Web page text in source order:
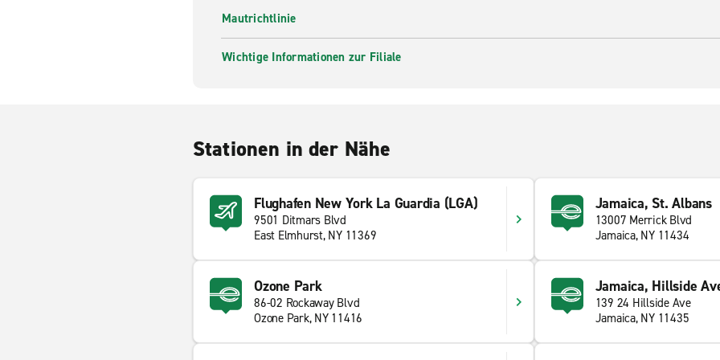
Mautrichtlinie
Wichtige Informationen zur Filiale
Stationen in der Nähe
Flughafen New York La Guardia (LGA)
9501 Ditmars Blvd
East Elmhurst, NY 11369
Jamaica, St. Albans
13007 Merrick Blvd
Jamaica, NY 11434
Ozone Park
86-02 Rockaway Blvd
Ozone Park, NY 11416
Jamaica, Hillside
139 24 Hillside Ave
Jamaica, NY 11435